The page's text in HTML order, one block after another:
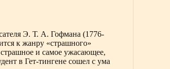
Э. Т. А. Гофмана (1776-
к жанру «страшного»
и самое ужасающее,
в Гет-тингене сошел с ума